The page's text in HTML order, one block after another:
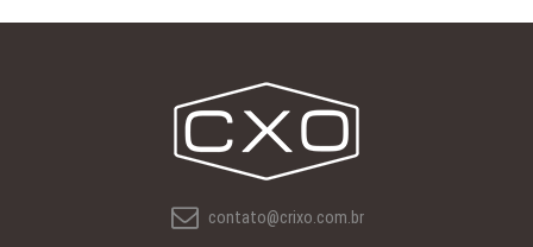
contato@crixo.com.br